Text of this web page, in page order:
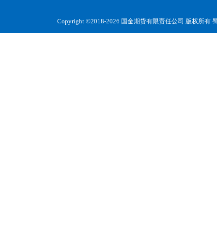
Copyright ©2018-2026 国金期货有限责任公司 版权所有